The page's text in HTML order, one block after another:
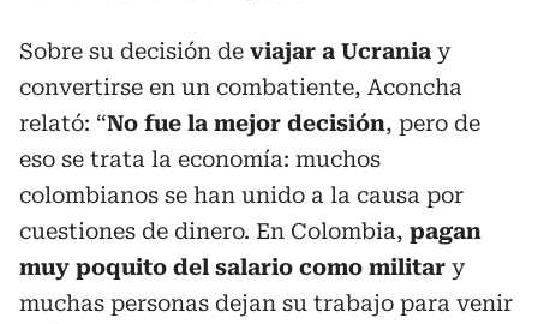
Sobre su decisión de viajar a Ucrania y
convertirse en un combatiente, Aconcha
relató: “No fue la mejor decisión, pero de
eso se trata la economía: muchos
colombianos se han unido a la causa por
cuestiones de dinero. En Colombia, pagan
muy poquito del salario como militar y
muchas personas dejan su trabajo para venir